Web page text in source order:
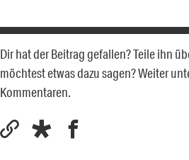
Dir hat der Beitrag gefallen? Teile ihn
möchtest etwas dazu sagen? Weiter
Kommentaren.